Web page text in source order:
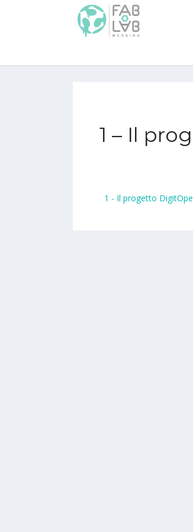
1 – Il
1 - Il progetto